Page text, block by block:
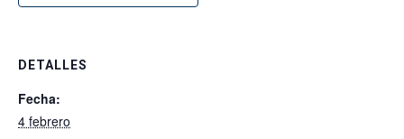
DETALLES
Fecha:
4 febrero